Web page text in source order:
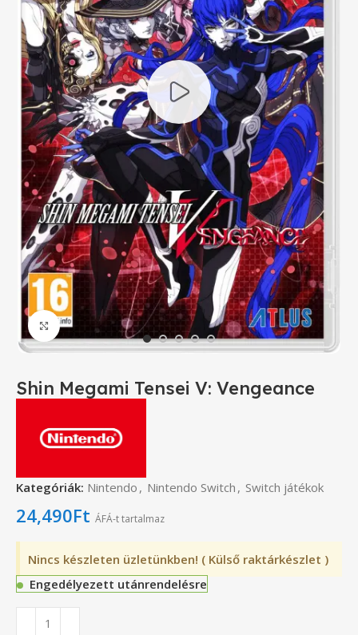
Click to enlarge
Shin Megami Tensei V: Vengeance
Kategóriák: Nintendo , Nintendo Switch , Switch játékok
24,490Ft ÁFÁ-t tartalmaz
Nincs készleten üzletünkben! ( Külső raktárkészlet )
Engedélyezett utánrendelésre